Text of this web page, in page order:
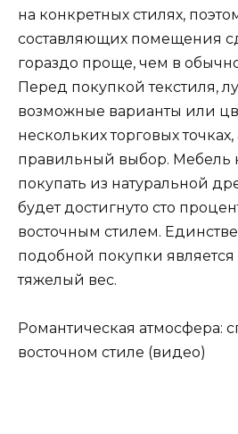
на конкретных стилях,
составляющих помещения
гораздо проще, чем в
Перед покупкой текстиля,
возможные варианты или
нескольких торговых точках,
правильный выбор. Мебель
покупать из натуральной
будет достигнуто сто
восточным стилем.
подобной покупки
тяжелый вес.
Романтическая атмосфера:
восточном стиле (видео)